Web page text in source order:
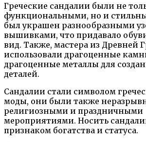
Греческие сандалии были не
функциональными, но и
был украшен разнообразными
вышивками, что придавало
вид. Также, мастера из Древней
использовали драгоценные
драгоценные металлы для
деталей.
Сандалии стали символом
моды, они были также
религиозными и праздничными
мероприятиями. Носить
признаком богатства и статуса.